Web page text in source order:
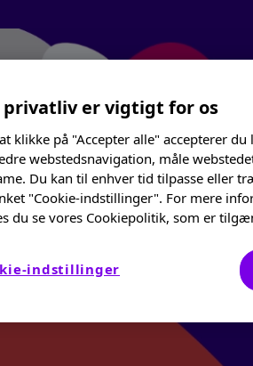
privatliv er vigtigt for os
klikke på "Accepter alle" accepterer
webstedsnavigation, måle
Du kan til enhver tid tilpasse eller
"Cookie-indstillinger". For mere
du se vores Cookiepolitik, som er
indstillinger